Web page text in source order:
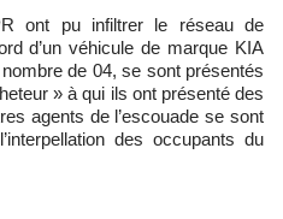
ont pu infiltrer le réseau de
d’un véhicule de marque KIA
de 04, se sont présentés
» à qui ils ont présenté des
agents de l’escouade se sont
des occupants du